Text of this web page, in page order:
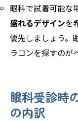
眼科で試着可能な
盛れるデザインを
優先しましょう。
ラコンを探すのが
眼科受診時
の内訳